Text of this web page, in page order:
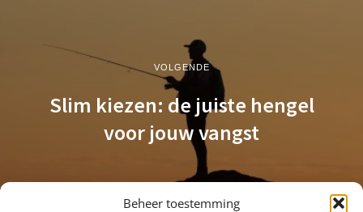
Beheer toestemming
VOLGENDE
Slim kiezen: de juiste hengel
voor jouw vangst